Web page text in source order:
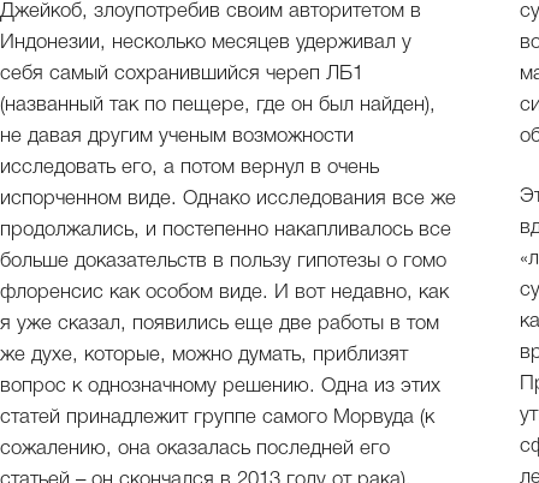
Джейкоб, злоупотребив своим авторитетом в
Индонезии, несколько месяцев удерживал у
себя самый сохранившийся череп ЛБ1
(названный так по пещере, где он был найден),
не давая другим ученым возможности
исследовать его, а потом вернул в очень
испорченном виде. Однако исследования все же
продолжались, и постепенно накапливалось все
больше доказательств в пользу гипотезы о гомо
флоренсис как особом виде. И вот недавно, как
я уже сказал, появились еще две работы в том
же духе, которые, можно думать, приблизят
вопрос к однозначному решению. Одна из этих
статей принадлежит группе самого Морвуда (к
сожалению, она оказалась последней его